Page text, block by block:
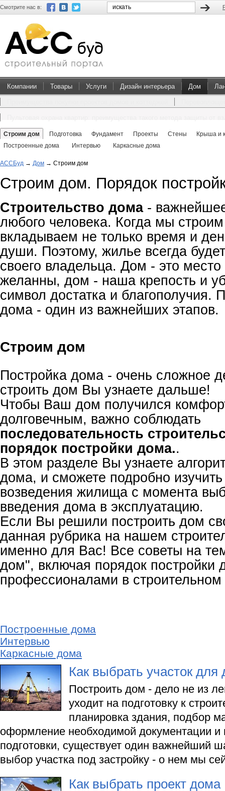
Смотрите нас в:
Компании Товары Услуги Дизайн интерьера Дом
Строим дом Подготовка Фундамент Проекты Стены
Крыша и
Построенные дома
Интервью Каркасные дома
АССБуд → Дом → Строим дом
Строим дом. Порядок
Строительство дома-
любого человека. Когда мы
вкладываем не только время и
души. Поэтому, жилье всегда
своего владельца. Дом - это
желанны, дом - наша крепость и
символ достатка и благополучия.
дома - один из важнейших этапов.
Строим дом
Постройка дома - очень сложное
строить дом Вы узнаете дальше!
Чтобы Ваш дом получился
долговечным, важно соблюдать
последовательность
порядок постройки дома..
В этом разделе Вы узнаете
дома, и сможете подробно
возведения жилища с момента
введения дома в эксплуатацию.
Если Вы решили построить дом
данная рубрика на нашем
именно для Вас! Все советы на
дом", включая порядок постройки
профессионалами в строительном
Построенные дома
Интервью
Каркасные дома
Как выбрать участок для
Построить дом - дело не из
уходит на подготовку к
планировка здания, подбор
оформление необходимой документации и
подготовки, существует один важнейший
выбор участка под застройку - о нем мы
Как выбрать проект дома